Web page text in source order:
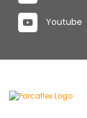
Youtube